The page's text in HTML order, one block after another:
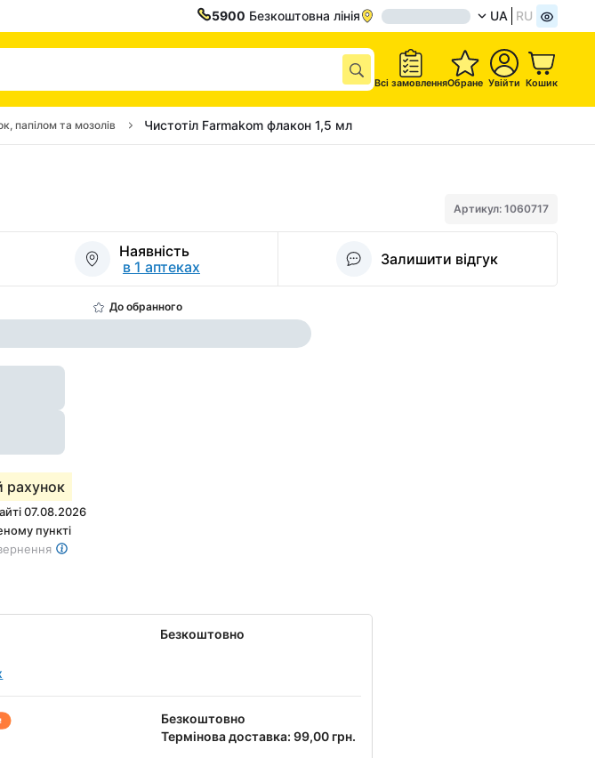
5900 Безкоштовна лінія UA RU
Всі замовленняОбране Увійти Кошик
папілом та мозолів Чистотіл Farmakom флакон 1,5 мл
Артикул: 1060717
Наявність
в 1 аптеках
Залишити відгук
До обранного
рахунок
07.08.2026
пункті
Безкоштовно
Безкоштовно
Термінова доставка: 99,00 грн.